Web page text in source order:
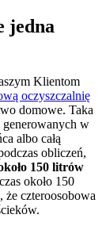
jedna
Klientom
oczyszczalnię
domowe. Taka
w
albo całą
obliczeń,
150 litrów
około 150
czteroosobowa